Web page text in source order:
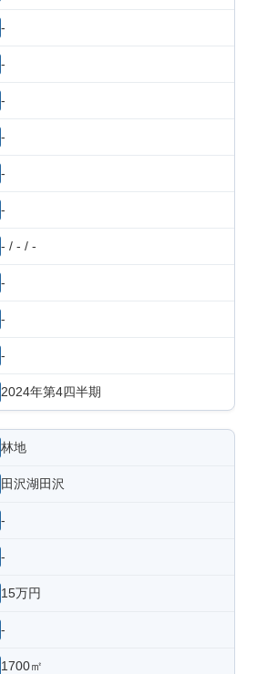
-
-
-
-
-
-
- / - / -
-
-
-
2024年第4四半期
林地
田沢湖田沢
-
-
15万円
-
1700㎡